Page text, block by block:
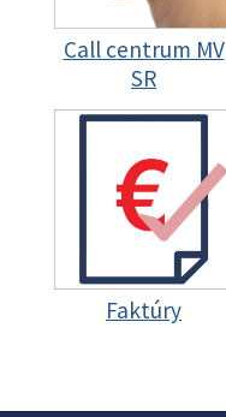
Call centrum MV
SR
Faktúry